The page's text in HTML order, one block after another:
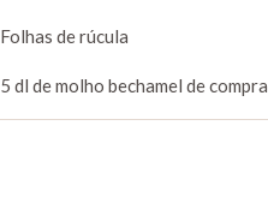
Folhas de rúcula
5 dl de molho bechamel de compra